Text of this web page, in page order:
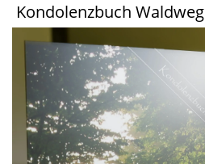
Kondolenzbuch Waldweg